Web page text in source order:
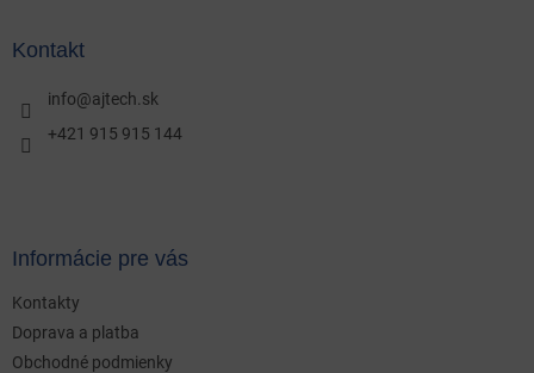
Kontakt
info@ajtech.sk
+421 915 915 144
Informácie pre vás
Kontakty
Doprava a platba
Obchodné podmienky